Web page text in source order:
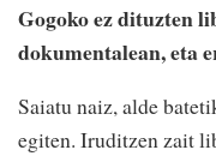
Gogoko ez dituzten
dokumentalean, eta
Saiatu naiz, alde
egiten. Iruditzen zait